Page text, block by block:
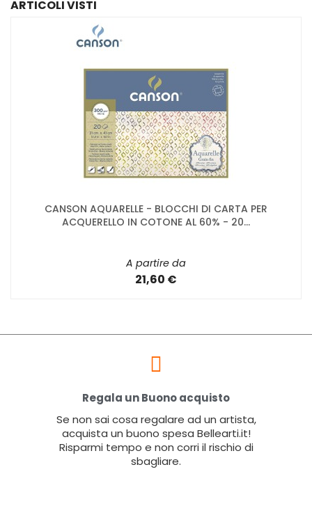
ARTICOLI VISTI
CANSON AQUARELLE - BLOCCHI DI CARTA PER
ACQUERELLO IN COTONE AL 60% - 20...
A partire da
21,60 €
Regala un Buono acquisto
Se non sai cosa regalare ad un artista,
acquista un buono spesa Bellearti.it!
Risparmi tempo e non corri il rischio di
sbagliare.